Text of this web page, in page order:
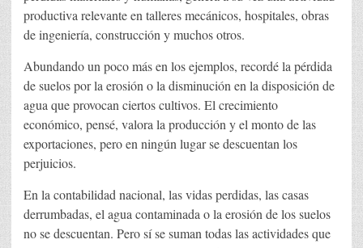
productiva relevante en talleres mecánicos, hospitales, obras
de ingeniería, construcción y muchos otros.
Abundando un poco más en los ejemplos, recordé la pérdida
de suelos por la erosión o la disminución en la disposición de
agua que provocan ciertos cultivos. El crecimiento
económico, pensé, valora la producción y el monto de las
exportaciones, pero en ningún lugar se descuentan los
perjuicios.
En la contabilidad nacional, las vidas perdidas, las casas
derrumbadas, el agua contaminada o la erosión de los suelos
no se descuentan. Pero sí se suman todas las actividades que